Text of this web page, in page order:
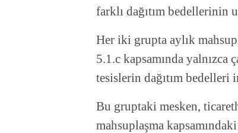
farklı dağıtım bedellerinin
Her iki grupta aylık
5.1.c kapsamında yalnızca
tesislerin dağıtım
Bu gruptaki mesken,
mahsuplaşma